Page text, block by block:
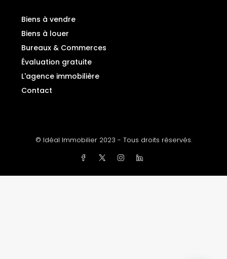
Biens à vendre
Biens à louer
Bureaux & Commerces
Évaluation gratuite
L'agence immobilière
Contact
© Idéal Immobilier 2023 - Tous droits réservés.